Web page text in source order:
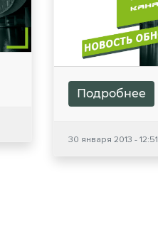
Подробнее
30 января 2013 - 12:51